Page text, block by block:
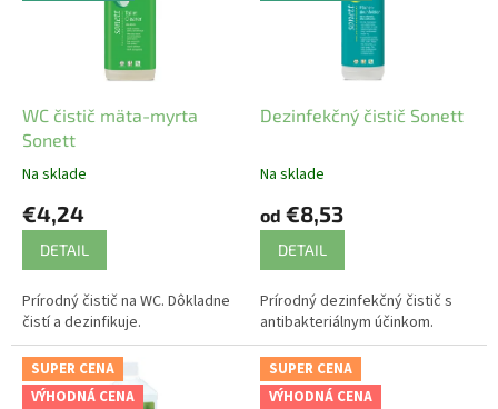
WC čistič mäta-myrta
Sonett
Na sklade
€4,24
DETAIL
Prírodný čistič na WC. Dôkladne
čistí a dezinfikuje.
Dezinfekčný čistič Sonett
Na sklade
od €8,53
DETAIL
Prírodný dezinfekčný čistič s
antibakteriálnym účinkom.
SUPER CENA
VÝHODNÁ CENA
SUPER CENA
VÝHODNÁ CENA